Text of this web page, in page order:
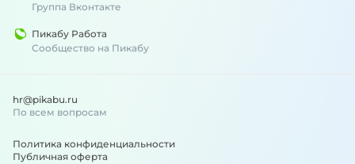
Группа Вконтакте
Пикабу Работа
Сообщество на Пикабу
hr@pikabu.ru
По всем вопросам
Политика конфиденциальности
Публичная оферта